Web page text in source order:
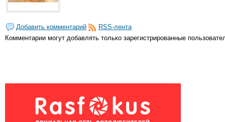
Добавить комментарий
RSS-лента
Комментарии могут добавлять только зарегистрированные